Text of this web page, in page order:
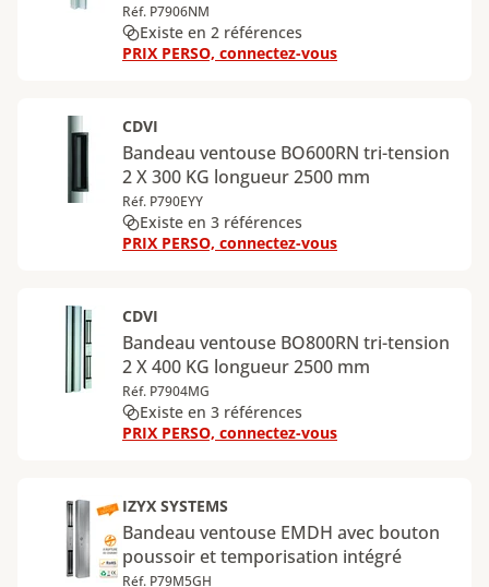
Réf. P7906NM
Existe en 2 références
PRIX PERSO, connectez-vous
CDVI
Bandeau ventouse BO600RN tri-tension
2 X 300 KG longueur 2500 mm
Réf. P790EYY
Existe en 3 références
PRIX PERSO, connectez-vous
CDVI
Bandeau ventouse BO800RN tri-tension
2 X 400 KG longueur 2500 mm
Réf. P7904MG
Existe en 3 références
PRIX PERSO, connectez-vous
IZYX SYSTEMS
Bandeau ventouse EMDH avec bouton
poussoir et temporisation intégré
Réf. P79M5GH